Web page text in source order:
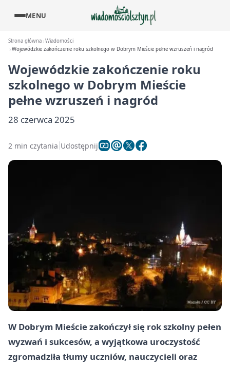
MENU
Strona główna Wiadomości
Wojewódzkie zakończenie roku szkolnego w Dobrym Mieście pełne wzruszeń i nagród
Wojewódzkie zakończenie roku
szkolnego w Dobrym Mieście
pełne wzruszeń i nagród
28 czerwca 2025
2 min czytania Udostępnij
W Dobrym Mieście zakończył się rok szkolny pełen
wyzwań i sukcesów, a wyjątkowa uroczystość
zgromadziła tłumy uczniów, nauczycieli oraz